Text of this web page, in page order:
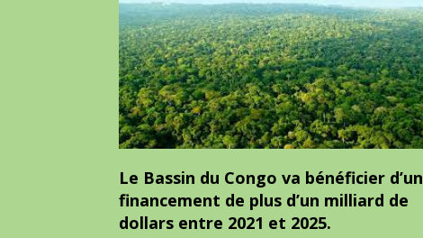
Le Bassin du Congo va bénéficier d’un
financement de plus d’un milliard de
dollars entre 2021 et 2025.